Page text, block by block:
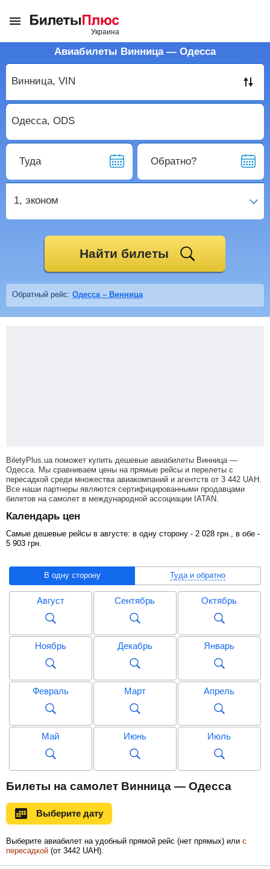
Авиабилеты Винница — Одесса
Туда Обратно?
1, эконом
Найти билеты
Обратный рейс: Одесса – Винница
BiletyPlus.ua поможет купить дешевые авиабилеты Винница —
Одесса. Мы сравниваем цены на прямые рейсы и перелеты с
пересадкой среди множества авиакомпаний и агентств от 3 442 UAH
Все наши партнеры являются сертифицированными продавцами
билетов на самолет в международной ассоциации IATAN.
Календарь цен
Самые дешевые рейсы в августе: в одну сторону - 2 028 грн ., в обе -
5 903 грн
В одну сторону Туда и обратно
Август Сентябрь Октябрь
Ноябрь Декабрь Январь
Февраль Март Апрель
Май Июнь Июль
Сентябрь
Ноябрь
Билеты на самолет Винница — Одесса
Выберите дату
Выберите авиабилет на удобный прямой рейс (нет прямых) или с
пересадкой (от 3442 UAH).